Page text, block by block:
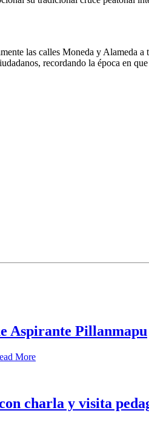
las calles Moneda y Alameda
recordando la época en
Aspirante Pillanmapu
More
charla y visita